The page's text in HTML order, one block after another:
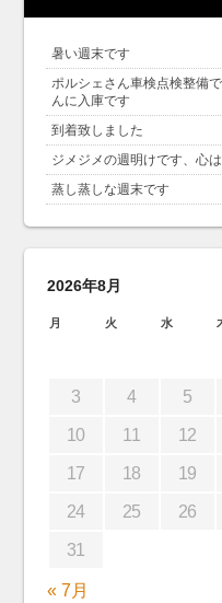
暑い週末です
ポルシェさん車検点検整備
んに入庫です
到着致しました
ジメジメの週明けです、心
蒸し蒸しな週末です
2026年8月
月 火 水
3 4 5
10 11 12
17 18 19
24 25 26
31
« 7月